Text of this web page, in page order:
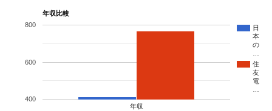
年収比較
日
本
の
住
友
電
年収
400
600
800